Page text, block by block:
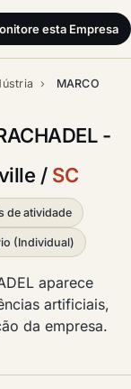
esta Empresa
›
MARCO
-
/ SC
de atividade
(Individual)
aparece
artificiais,
da empresa.